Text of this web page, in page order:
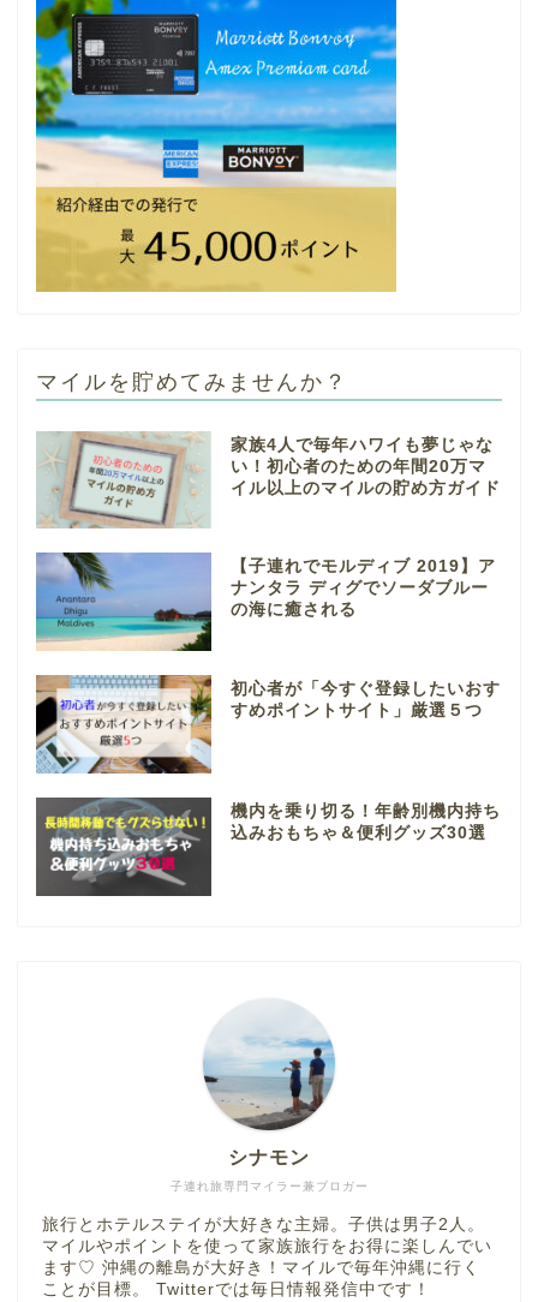
マイルを貯めてみませんか？
家族4人で毎年ハワイも夢じゃな
い！初心者のための年間20万マ
イル以上のマイルの貯め方ガイド
【子連れでモルディブ 2019】ア
ナンタラ ディグでソーダブルー
の海に癒される
初心者が「今すぐ登録したいおす
すめポイントサイト」厳選５つ
機内を乗り切る！年齢別機内持ち
込みおもちゃ＆便利グッズ30選
子連れ旅専門マイラー兼ブロガー
シナモン
旅行とホテルステイが大好きな主婦。子供は男子2人。
マイルやポイントを使って家族旅行をお得に楽しんでい
ます♡ 沖縄の離島が大好き！マイルで毎年沖縄に行く
ことが目標。 Twitterでは毎日情報発信中です！